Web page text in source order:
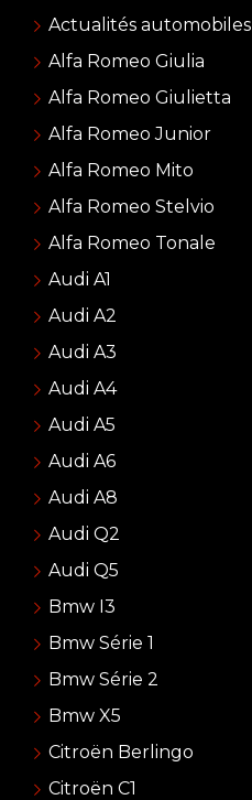
Actualités automobiles
Alfa Romeo Giulia
Alfa Romeo Giulietta
Alfa Romeo Junior
Alfa Romeo Mito
Alfa Romeo Stelvio
Alfa Romeo Tonale
Audi A1
Audi A2
Audi A3
Audi A4
Audi A5
Audi A6
Audi A8
Audi Q2
Audi Q5
Bmw I3
Bmw Série 1
Bmw Série 2
Bmw X5
Citroën Berlingo
Citroën C1